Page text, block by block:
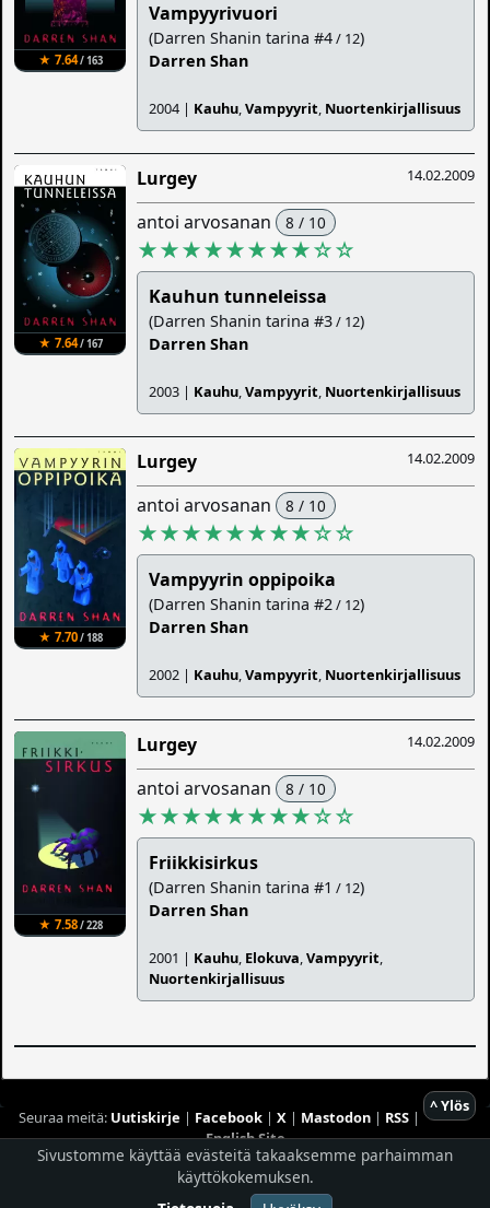
★ 7.64/ 163
Vampyyrivuori
(Darren Shanin tarina #4/ 12)
Darren Shan
2004 | Kauhu,Vampyyrit, Nuortenkirjallisuus
★ 7.64/ 167
14.02.2009
Lurgey
antoi arvosanan 8 / 10
★★★★★★★★☆☆
Kauhun tunneleissa
(Darren Shanin tarina #3/ 12)
Darren Shan
2003 | Kauhu,Vampyyrit, Nuortenkirjallisuus
★ 7.70/ 188
14.02.2009
Lurgey
antoi arvosanan 8 / 10
★★★★★★★★☆☆
Vampyyrin oppipoika
(Darren Shanin tarina #2/ 12)
Darren Shan
2002 | Kauhu,Vampyyrit, Nuortenkirjallisuus
★ 7.58/ 228
14.02.2009
Lurgey
antoi arvosanan 8 / 10
★★★★★★★★☆☆
Friikkisirkus
(Darren Shanin tarina #1 / 12)
Darren Shan
2001 | Kauhu, Elokuva,Vampyyrit,
Nuortenkirjallisuus
^ Ylös
Seuraa meitä: Uutiskirje | Facebook| X| Mastodon| RSS|
English Site
Hostingpalvelun tarjoaaPlaneetta Internet Oy
© 1996 - 2026 Risingshadow. Kaikki oikeudet pidätetään.
Sivustomme käyttää evästeitä takaaksemme parhaimman
käyttökokemuksen.